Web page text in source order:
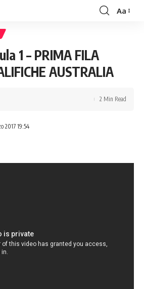
Font
Aa
1 – PRIMA FILA
AUSTRALIA
2017 19:54
2 Min Read